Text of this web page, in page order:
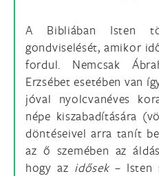
A Bibliában Isten
gondviselését, amikor
fordul. Nemcsak
Erzsébet esetében van
jóval nyolcvanéves
népe kiszabadítására
döntéseivel arra tanít
az ő szemében az
hogy az idősek – Isten